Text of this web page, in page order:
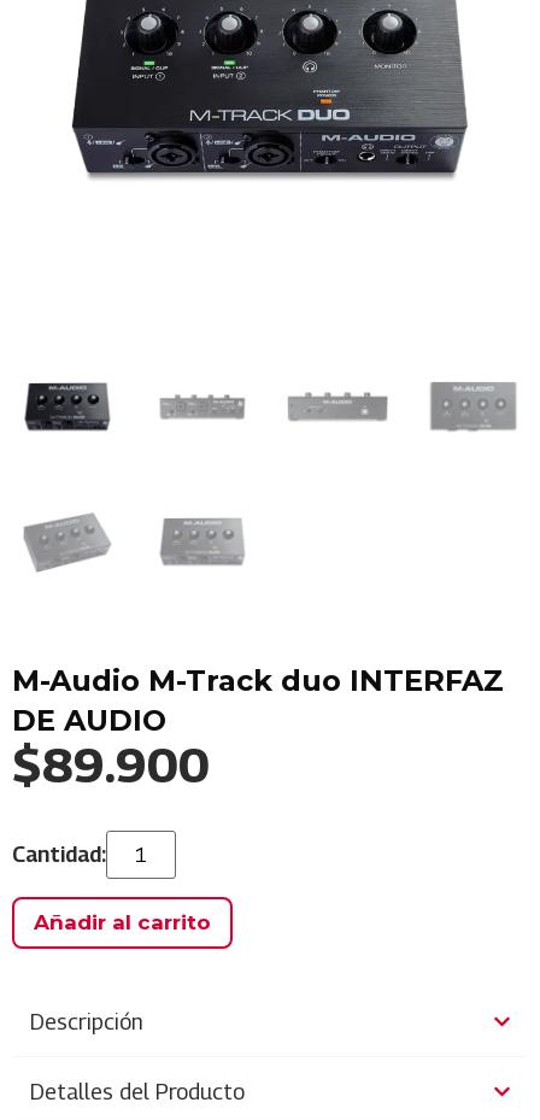
M-Audio M-Track duo INTERFAZ
DE AUDIO
$89.900
Añadir al carrito
Descripción
Detalles del Producto